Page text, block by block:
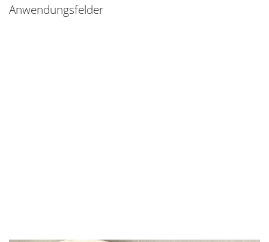
Anwendungsfelder